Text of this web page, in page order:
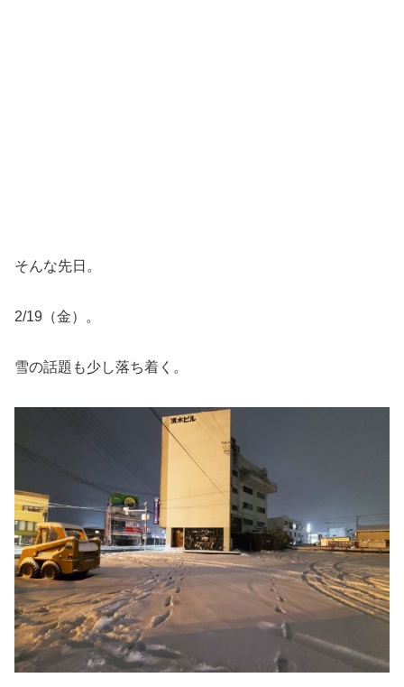
そんな先日。
2/19（金）。
雪の話題も少し落ち着く。